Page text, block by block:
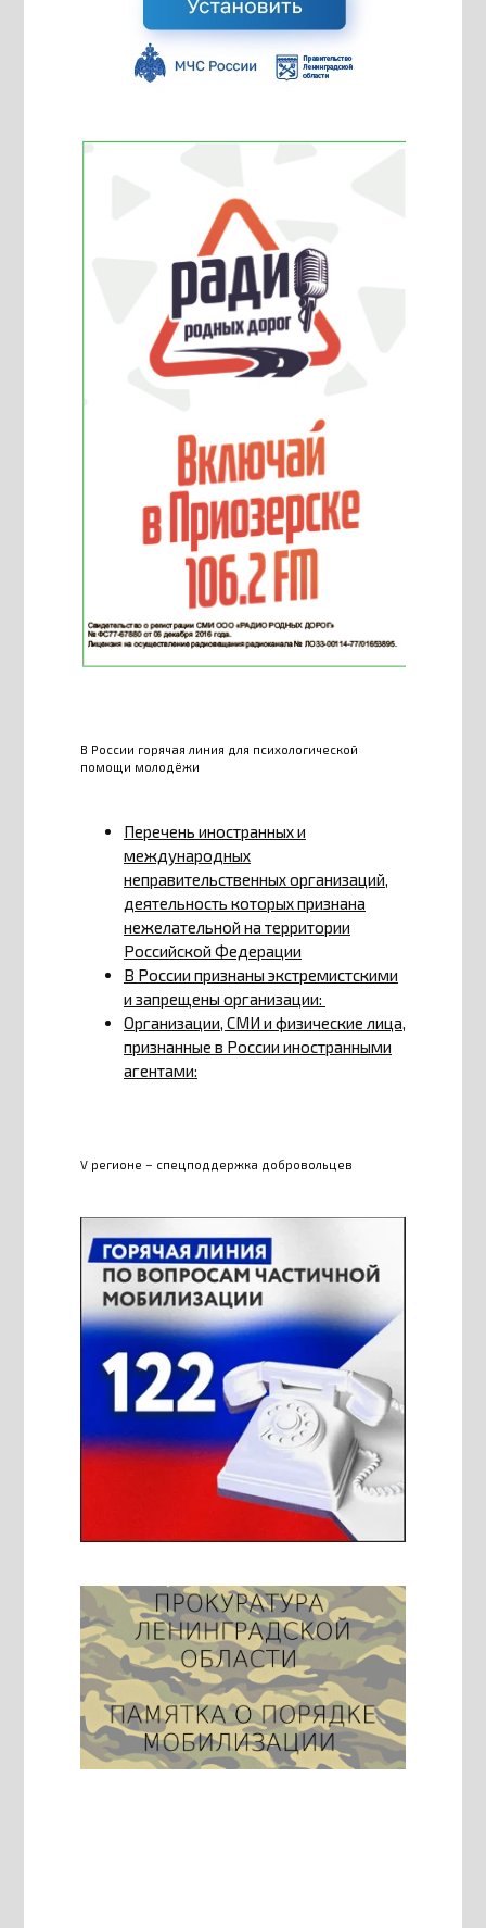
В России горячая линия для психологической
помощи молодёжи
Перечень иностранных и
международных
неправительственных организаций,
деятельность которых признана
нежелательной на территории
Российской Федерации
В России признаны экстремистскими
и запрещены организации:
Организации, СМИ и физические лица,
признанные в России иностранными
агентами:
V регионе – спецподдержка добровольцев